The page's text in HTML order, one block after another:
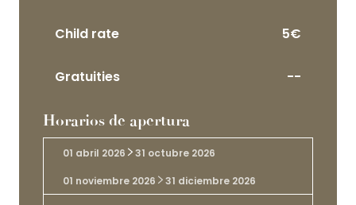
Child rate 5€
Gratuities --
Horarios de apertura
01 abril 2026 31 octubre 2026
01 noviembre 2026 31 diciembre 2026